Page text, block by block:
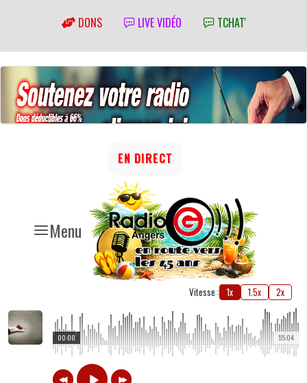
DONS LIVE VIDÉO TCHAT'
Menu
EN DIRECT
Vitesse : 1x 1.5x 2x
55:04
00:00